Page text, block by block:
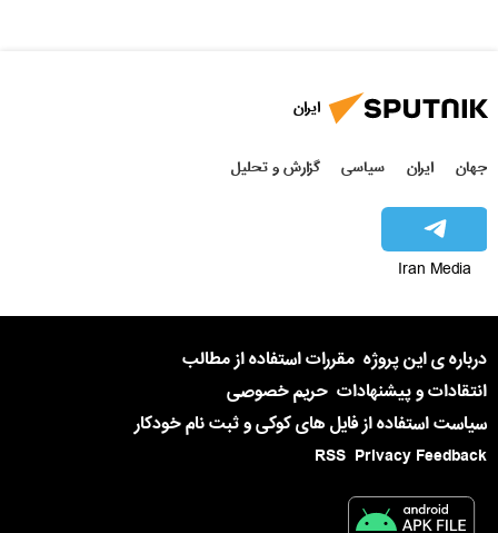
ایران
جهان ایران سیاسی گزارش و تحلیل
Iran Media
درباره ی این پروژه مقررات استفاده از مطالب
انتقادات و پیشنهادات حریم خصوصی
سیاست استفاده از فایل های کوکی و ثبت نام خودکار
Privacy Feedback
RSS